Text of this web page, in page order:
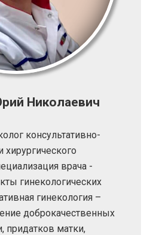
Николаевич
консультативно-
хирургического
врача -
гинекологических
гинекология –
доброкачественных
придатков матки,